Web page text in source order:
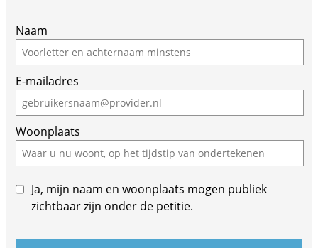
If
you
are
a
human,
ignore
this
field
Naam
E-mailadres
Woonplaats
Ja, mijn naam en woonplaats mogen publiek
zichtbaar zijn onder de petitie.